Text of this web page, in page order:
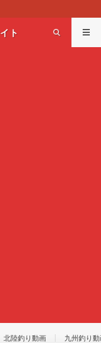
ト
北陸釣り動画 九州釣り